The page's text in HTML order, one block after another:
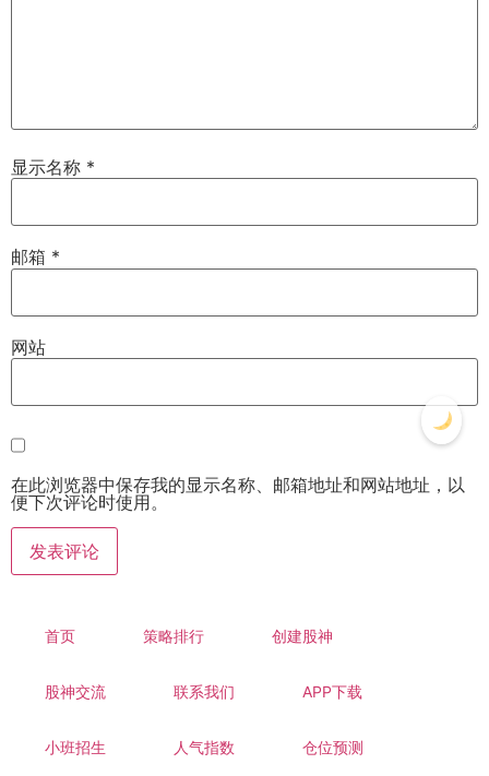
显示名称 *
邮箱 *
网站
在此浏览器中保存我的显示名称、邮箱地址和网站地址，以
便下次评论时使用。
首页 策略排行 创建股神
股神交流 联系我们 APP下载
小班招生 人气指数 仓位预测